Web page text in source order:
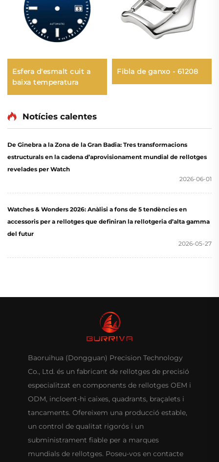
Esfera d'esmalt cuit a
baixa temperatura
Fibla de ganxo - 61208
Notícies calentes
De Ginebra a la Zona de la Gran Badia: Tres transformacions
estructurals en la cadena d’aprovisionament mundial de rellotges
revelades per Watch
2026-06-01
Watches & Wonders 2026: Anàlisi a fons de 5 tendències en
accessoris per a rellotges que definiran la rellotgeria d’alta gamma
del futur
2026-05-27
Baoruihua (Dongguan) Precision Technology
Co., Ltd. és un fabricant de rellotges de precisió
especialitzat en components de rellotges OEM i
ODM, incloent-hi caixes, quadrants, braçalets i
tancaments. Ofereixem una producció estable,
un control de qualitat rigorós i un
subministrament fiable per a marques
mundials de rellotges. Poseu-vos en contacte